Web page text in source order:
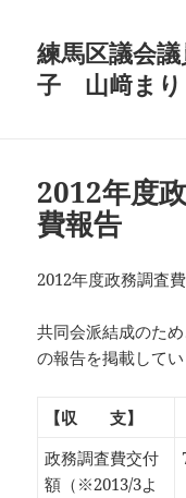
練馬区議会
子 山﨑まり
2012年度
費報告
2012年度政務調査
共同会派結成のた
の報告を掲載してい
【収 支】
政務調査費交付
額（※2013/3よ